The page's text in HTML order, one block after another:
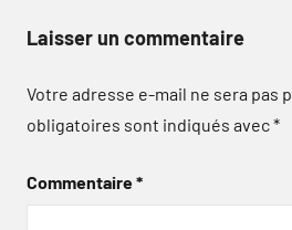
Laisser un commentaire
Votre adresse e-mail ne sera pas
obligatoires sont indiqués avec*
Commentaire*